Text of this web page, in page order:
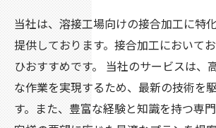
当社は、溶接工場向けの接合加工に特
提供しております。接合加工において
ひおすすめです。 当社のサービスは、
な作業を実現するため、最新の技術を
す。また、豊富な経験と知識を持つ専